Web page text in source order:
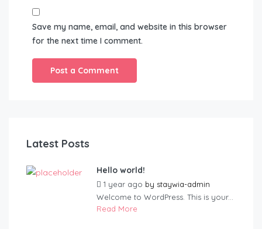
Save my name, email, and website in this browser
for the next time I comment.
Latest Posts
Hello world!
1 year ago by staywia-admin
Welcome to WordPress. This is your...
Read More